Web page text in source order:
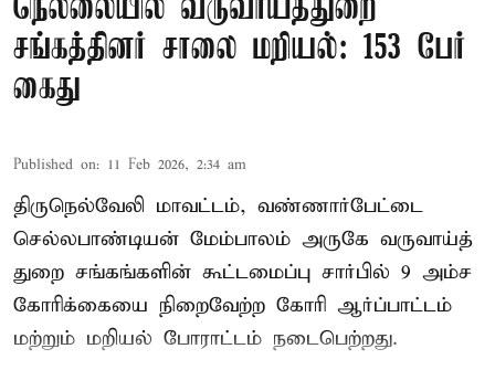
நெல்லையில் வருவாய்த்துறை
சங்கத்தினர் சாலை மறியல்: 153 பேர்
கைது
Published on: 11 Feb 2026, 2:34 am
திருநெல்வேலி மாவட்டம், வண்ணார்பேட்டை
செல்லபாண்டியன் மேம்பாலம் அருகே வருவாய்த்
துறை சங்கங்களின் கூட்டமைப்பு சார்பில் 9 அம்ச
கோரிக்கையை நிறைவேற்ற கோரி ஆர்ப்பாட்டம்
மற்றும் மறியல் போராட்டம் நடைபெற்றது.